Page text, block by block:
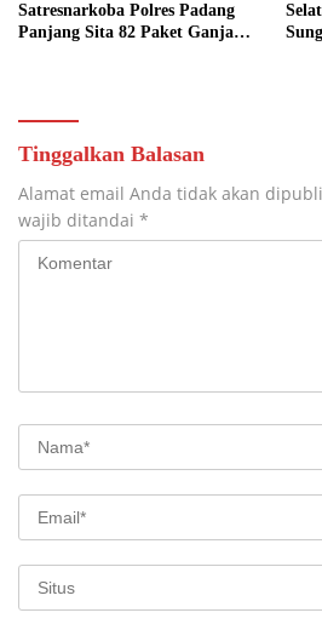
Satresnarkoba Polres Padang
Panjang Sita 82 Paket Ganja
Tinggalkan Balasan
Alamat email Anda tidak akan
wajib ditandai *